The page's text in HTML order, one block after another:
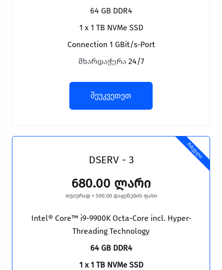
64 GB DDR4
1 x 1 TB NVMe SSD
Connection 1 GBit/s-Port
მხარდაჭერა 24/7
შეუკვეთეთ
რჩეული
DSERV - 3
680.00 ლარი
თვიურად + 500.00 დაყენების ფასი
Intel® Core™ i9-9900K Octa-Core incl. Hyper-
Threading Technology
64 GB DDR4
1 x 1 TB NVMe SSD